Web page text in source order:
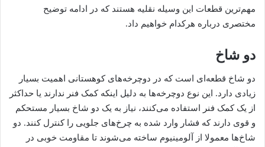
مهم‌ترین قطعات این وسیله نقلیه هستند که در ادامه توضیح
مختصری درباره هرکدام خواهیم داد.
دو شاخ
دو شاخ قطعه‌ای است که در دوچرخه‌های کوهستانی اهمیت بسیار
زیادی دارد. این نوع دوچرخه‌ها به دلیل اینکه کمک فنر ندارند یا حداکثر
از یک کمک فنر استفاده می‌کنند، نیاز به یک دو شاخ بسیار مستحکم
و قوی دارند که فشار وارد شده به چرخ‌های جلویی را کنترل کنند. دو
شاخ‌ها معمولا از آلومینیوم ساخته می‌شوند تا مقاومت خوبی در